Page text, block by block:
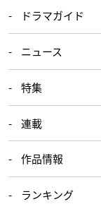
ドラマガイド
ニュース
特集
連載
作品情報
ランキング